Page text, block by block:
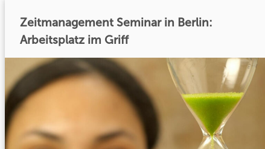
Zeitmanagement Seminar in Berlin:
Arbeitsplatz im Griff